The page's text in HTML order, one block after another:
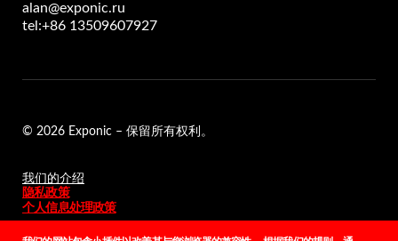
alan@exponic.ru
tel:+86 13509607927
© 2026 Exponic – 保留所有权利。
我们的介绍
隐私政策
个人信息处理政策